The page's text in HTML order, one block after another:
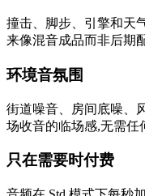
撞击、脚步、引擎和天
来像混音成品而非后期
环境音氛围
街道噪音、房间底噪、
场收音的临场感,无需任
只在需要时付费